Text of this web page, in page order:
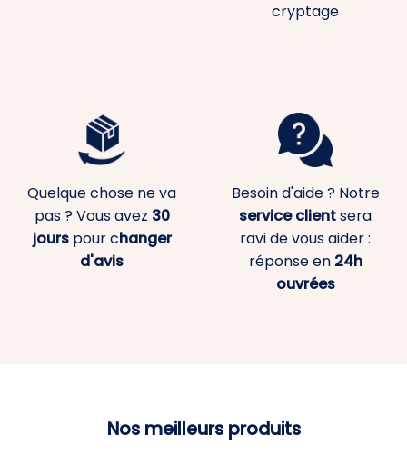
cryptage
Quelque chose ne va
pas ? Vous avez 30
jourspour changer
d'avis
Besoin d'aide ? Notre
service clientsera
ravi de vous aider :
réponse en 24h
ouvrées
Nos meilleurs produits